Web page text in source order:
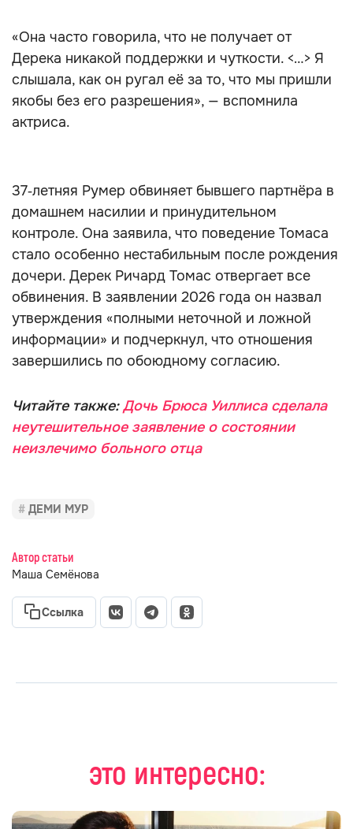
«Она часто говорила, что не получает от
Дерека никакой поддержки и чуткости. <…> Я
слышала, как он ругал её за то, что мы пришли
якобы без его разрешения», — вспомнила
актриса.
37‑летняя Румер обвиняет бывшего партнёра в
домашнем насилии и принудительном
контроле. Она заявила, что поведение Томаса
стало особенно нестабильным после рождения
дочери. Дерек Ричард Томас отвергает все
обвинения. В заявлении 2026 года он назвал
утверждения «полными неточной и ложной
информации» и подчеркнул, что отношения
завершились по обоюдному согласию.
Читайте также:Дочь Брюса Уиллиса сделала
неутешительное заявление о состоянии
неизлечимо больного отца
ДЕМИ МУР
Автор статьи
Маша Семёнова
Ссылка
это интересно: